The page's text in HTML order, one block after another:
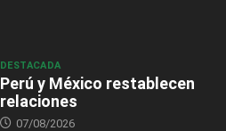
DESTACADA
Perú y México restablecen
relaciones
07/08/2026